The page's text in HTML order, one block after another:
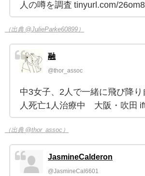
人の噂を調査 tinyurl.com/
（出典 @JulieParke60899）
融
@thor_assoc
中3女子、2人で一緒に飛び降
人死亡1人治療中 大阪・吹田
（出典 @thor_assoc）
JasmineCalderon
@JasmineCal6601